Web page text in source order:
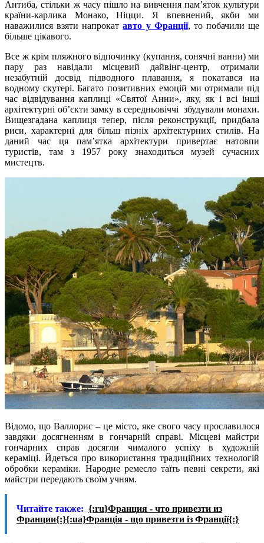
Антиба, стільки ж часу пішло на вивчення пам’яток культури
країни-карлика Монако, Ніцци. Я впевнений, якби ми
наважилися взяти напрокатавто у Франції, то побачили ще
більше цікавого.
Все ж крім пляжного відпочинку (купання, сонячні ванни) ми
пару раз навідали місцевий дайвінг-центр, отримали
незабутній досвід підводного плавання, я покатався на
водному скутері. Багато позитивних емоцій ми отримали під
час відвідування каплиці «Святої Анни», яку, як і всі інші
архітектурні об’єкти замку в середньовіччі збудували монахи.
Вищезгадана каплиця тепер, після реконструкції, придбала
риси, характерні для більш пізніх архітектурних стилів. На
даний час ця пам’ятка архітектури привертає натовпи
туристів, там з 1957 року знаходиться музей сучасних
мистецтв.
Відомо, що Валлорис – це місто, яке свого часу прославилося
завдяки досягненням в гончарній справі. Місцеві майстри
гончарних справ досягли чималого успіху в художній
кераміці. Йдеться про використання традиційних технологій
обробки кераміки. Народне ремесло таїть певні секрети, які
майстри передають своїм учням.
Читайте также: {:ru}Франция - что привезти из
Франции{:}{:ua}Франція - що привезти із Франції{:}